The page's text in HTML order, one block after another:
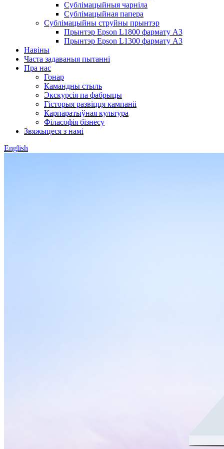
Сублімацыйныя чарніла
Сублімацыйная папера
Сублімацыйны струйны прынтэр
Прынтэр Epson L1800 фармату A3
Прынтэр Epson L1300 фармату A3
Навіны
Часта задаваныя пытанні
Пра нас
Гонар
Камандны стыль
Экскурсія па фабрыцы
Гісторыя развіцця кампаніі
Карпаратыўная культура
Філасофія бізнесу
Звяжыцеся з намі
English